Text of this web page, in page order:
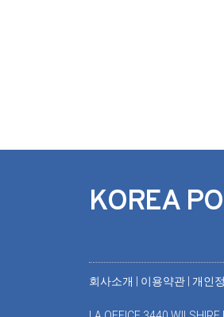
KOREA
회사소개 이용약관 개인